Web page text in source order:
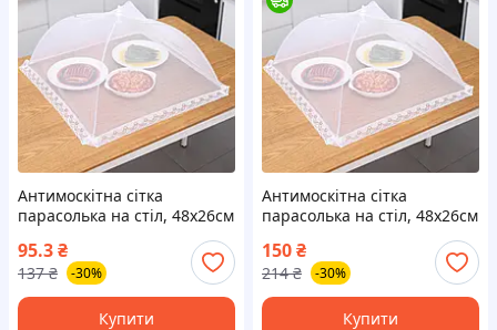
Антимоскітна сітка
парасолька на стіл, 48х26см
/ Антимоскітна парасолька-
ковпак для продуктів / Сітка
чохол на стіл
95.3₴
137 ₴ -30%
Купити
Антимоскітна сітка
парасолька на стіл, 48х26см
/ Антимоскітна парасолька-
ковпак для продуктів / Сітка
чохол на стіл
150₴
214 ₴ -30%
Купити